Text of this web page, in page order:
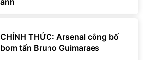
CHÍNH THỨC: Arsenal công bố
bom tấn Bruno Guimaraes